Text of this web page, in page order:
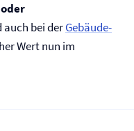
auch bei derGebäude­
Wert nun im